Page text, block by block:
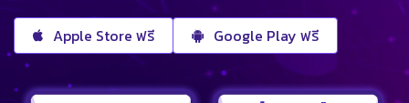
Apple Store ฟรี Google Play ฟรี